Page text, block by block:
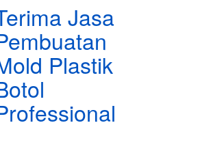
Jasa
Plastik